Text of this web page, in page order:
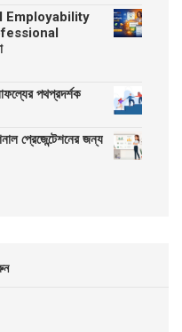
AI Employability
পথপ্রদর্শক
প্রেজেন্টেশনের জন্য